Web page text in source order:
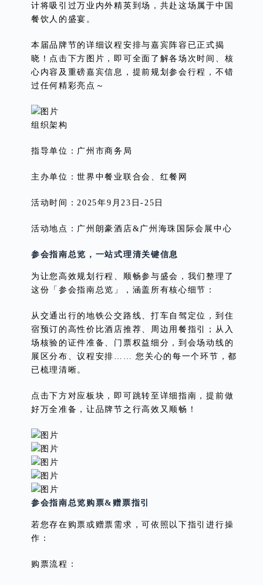
计将吸引过万业内外精英到场，共赴这场属于中国
餐饮人的盛宴。
本届品牌节的详细议程安排与嘉宾阵容已正式揭
晓！点击下方图片，即可全面了解各场次时间、核
心内容及重磅嘉宾信息，提前规划参会行程，不错
过任何精彩亮点～
组织架构
指导单位：广州市商务局
主办单位：世界中餐业联合会、红餐网
活动时间：2025年9月23日-25日
活动地点：广州朗豪酒店&广州海珠国际会展中心
参会指南总览，一站式理清关键信息
为让您高效规划行程、顺畅参与盛会，我们整理了
这份「参会指南总览」，涵盖所有核心细节：
从交通出行的地铁公交路线、打车自驾定位，到住
宿预订的高性价比酒店推荐、周边用餐指引；从入
场核验的证件准备、门票权益细分，到会场动线的
展区分布、议程安排…… 您关心的每一个环节，都
已梳理清晰。
点击下方对应板块，即可跳转至详细指南，提前做
好万全准备，让品牌节之行高效又顺畅！
参会指南总览购票&赠票指引
若您存在购票或赠票需求，可依照以下指引进行操
作：
购票流程：